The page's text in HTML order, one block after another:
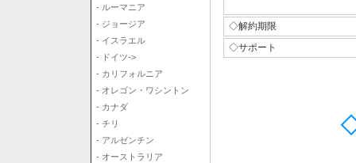
- ルーマニア
- ジョージア
- イスラエル
- ドイツ->
- カリフォルニア
- オレゴン・ワシントン
- カナダ
- チリ
- アルゼンチン
- オーストラリア
◇解約期限
◇サポート